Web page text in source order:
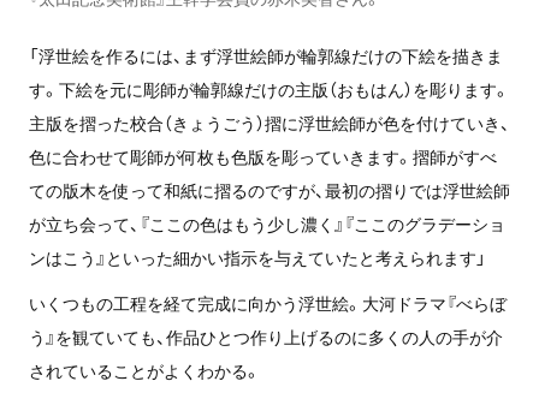
「浮世絵を作るには、まず浮世絵師が輪郭線だけの下絵を描きま
す。下絵を元に彫師が輪郭線だけの主版（おもはん）を彫ります。
主版を摺った校合（きょうごう）摺に浮世絵師が色を付けていき、
色に合わせて彫師が何枚も色版を彫っていきます。摺師がすべ
ての版木を使って和紙に摺るのですが、最初の摺りでは浮世絵師
が立ち会って、『ここの色はもう少し濃く』『ここのグラデーショ
ンはこう』といった細かい指示を与えていたと考えられます」
いくつもの工程を経て完成に向かう浮世絵。大河ドラマ『べらぼ
う』を観ていても、作品ひとつ作り上げるのに多くの人の手が介
されていることがよくわかる。